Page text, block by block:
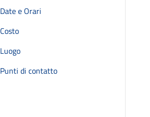
Date e Orari
Costo
Luogo
Punti di contatto